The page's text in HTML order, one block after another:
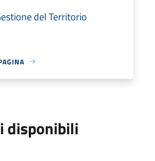
del Territorio
disponibili